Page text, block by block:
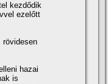
kezdődik
ezelőtt
rövidesen
hazai
is